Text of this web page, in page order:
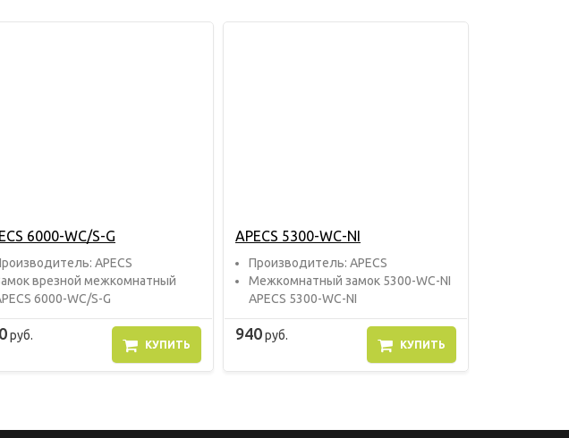
6000-WC/S-G
APECS
врезной межкомнатный
6000-WC/S-G
руб.
КУПИТЬ
APECS 5300-WC-NI
Прoизвoдитель: APECS
Межкомнатный замок 5300-WC-NI
APECS 5300-WC-NI
940руб.
КУПИТЬ